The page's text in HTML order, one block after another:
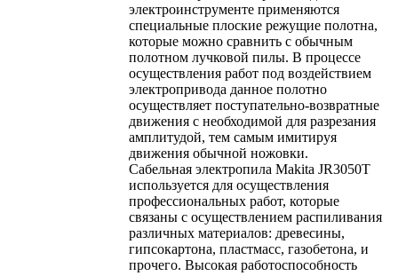
электроинструменте применяются
специальные плоские режущие полотна,
которые можно сравнить с обычным
полотном лучковой пилы. В процессе
осуществления работ под воздействием
электропривода данное полотно
осуществляет поступательно-возвратные
движения с необходимой для разрезания
амплитудой, тем самым имитируя
движения обычной ножовки.
Сабельная электропила Makita JR3050T
используется для осуществления
профессиональных работ, которые
связаны с осуществлением распиливания
различных материалов: древесины,
гипсокартона, пластмасс, газобетона, и
прочего. Высокая работоспособность